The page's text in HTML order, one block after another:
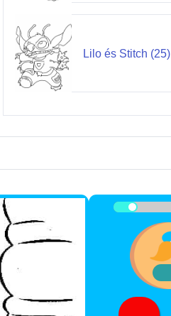
Lilo és Stitch (25)